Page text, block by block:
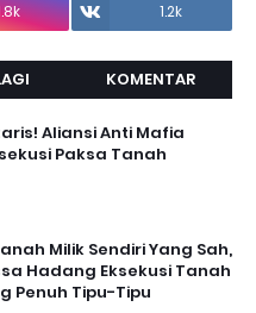
1.2k
KOMENTAR
Aliansi Anti Mafia
Paksa Tanah
Milik Sendiri Yang Sah,
Hadang Eksekusi Tanah
Penuh Tipu-Tipu